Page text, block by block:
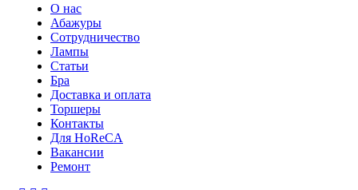
О нас
Абажуры
Сотрудничество
Лампы
Статьи
Бра
Доставка и оплата
Торшеры
Контакты
Для HoReCA
Вакансии
Ремонт